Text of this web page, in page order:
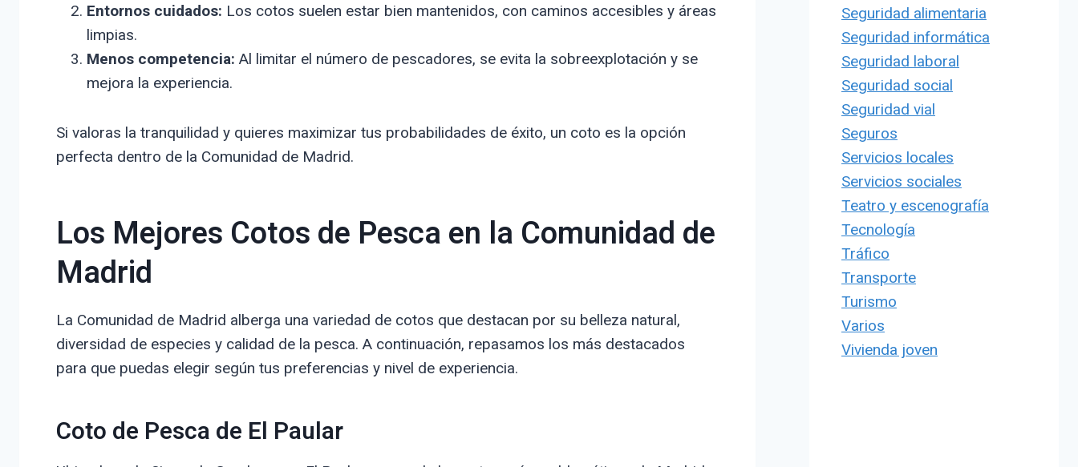
Entornos cuidados: Los cotos suelen estar bien mantenidos, con caminos accesibles y áreas
limpias.
Menos competencia: Al limitar el número de pescadores, se evita la sobreexplotación y se
mejora la experiencia.
Si valoras la tranquilidad y quieres maximizar tus probabilidades de éxito, un coto es la opción
perfecta dentro de la Comunidad de Madrid.
Los Mejores Cotos de Pesca en la Comunidad de
Madrid
La Comunidad de Madrid alberga una variedad de cotos que destacan por su belleza natural,
diversidad de especies y calidad de la pesca. A continuación, repasamos los más destacados
para que puedas elegir según tus preferencias y nivel de experiencia.
Coto de Pesca de El Paular
Seguridad alimentaria
Seguridad informática
Seguridad laboral
Seguridad social
Seguridad vial
Seguros
Servicios locales
Servicios sociales
Teatro y escenografía
Tecnología
Tráfico
Transporte
Turismo
Varios
Vivienda joven